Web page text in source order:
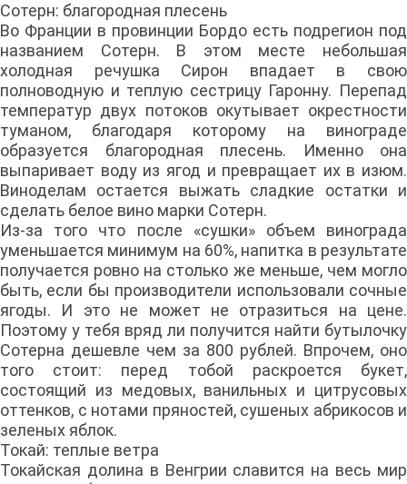
Сотерн: благородная плесень
Во Франции в провинции Бордо есть подрегион под
названием Сотерн. В этом месте небольшая
холодная речушка Сирон впадает в свою
полноводную и теплую сестрицу Гаронну. Перепад
температур двух потоков окутывает окрестности
туманом, благодаря которому на винограде
образуется благородная плесень. Именно она
выпаривает воду из ягод и превращает их в изюм.
Виноделам остается выжать сладкие остатки и
сделать белое вино марки Сотерн.
Из-за того что после «сушки» объем винограда
уменьшается минимум на 60%, напитка в результате
получается ровно на столько же меньше, чем могло
быть, если бы производители использовали сочные
ягоды. И это не может не отразиться на цене.
Поэтому у тебя вряд ли получится найти бутылочку
Сотерна дешевле чем за 800 рублей. Впрочем, оно
того стоит: перед тобой раскроется букет,
состоящий из медовых, ванильных и цитрусовых
оттенков, с нотами пряностей, сушеных абрикосов и
зеленых яблок.
Токай: теплые ветра
Токайская долина в Венгрии славится на весь мир